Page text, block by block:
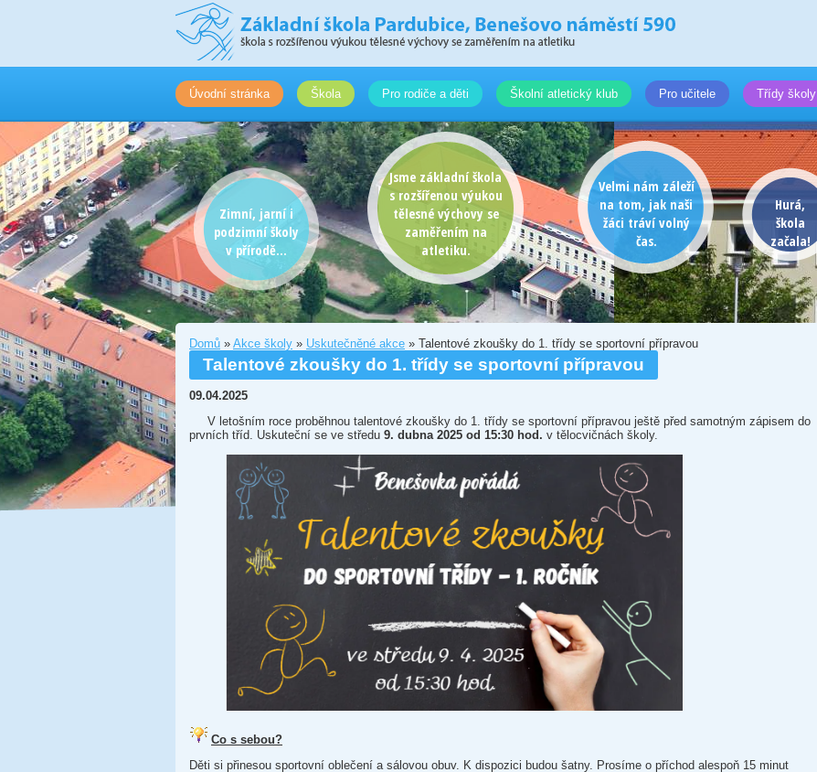
Úvodní stránka Škola Pro rodiče a děti Školní atletický klub Pro učitele Třídy školy
Zimní, jarní i
podzimní školy
v přírodě...
Jsme základní škola
s rozšířenou výukou
tělesné výchovy se
zaměřením na
atletiku.
Velmi nám záleží
na tom, jak naši
žáci tráví volný
čas.
Hurá,
škola
začala!
Domů » Akce školy » Uskutečněné akce » Talentové zkoušky do 1. třídy se sportovní přípravou
Talentové zkoušky do 1. třídy se sportovní přípravou
09.04.2025
V letošním roce proběhnou talentové zkoušky do 1. třídy se sportovní přípravou ještě před samotným zápisem do
prvních tříd. Uskuteční se ve středu 9. dubna 2025 od 15:30 hod. v tělocvičnách školy.
Co s sebou?
Děti si přinesou sportovní oblečení a sálovou obuv. K dispozici budou šatny. Prosíme o příchod alespoň 15 minut